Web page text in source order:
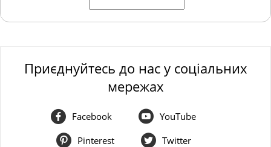
Приєднуйтесь до нас у соціальних
мережах
Facebook
YouTube
Pinterest
Twitter